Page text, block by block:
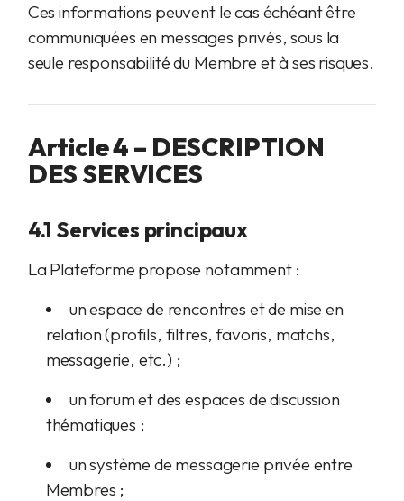
Ces informations peuvent le cas échéant être
communiquées en messages privés, sous la
seule responsabilité du Membre et à ses risques.
Article 4 – DESCRIPTION
DES SERVICES
4.1 Services principaux
La Plateforme propose notamment :
un espace de rencontres et de mise en
relation (profils, filtres, favoris, matchs,
messagerie, etc.) ;
un forum et des espaces de discussion
thématiques ;
un système de messagerie privée entre
Membres ;